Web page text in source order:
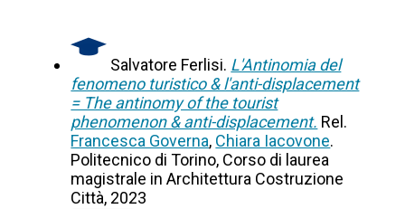
Salvatore Ferlisi. L'Antinomia del
fenomeno turistico & l'anti-displacement
= The antinomy of the tourist
phenomenon & anti-displacement. Rel.
Francesca Governa, Chiara Iacovone.
Politecnico di Torino, Corso di laurea
magistrale in Architettura Costruzione
Città, 2023